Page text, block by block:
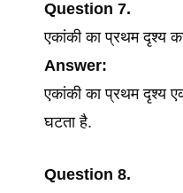
Question 7.
एकांकी का प्रथम दृश्य
Answer:
एकांकी का प्रथम दृश्य
घटता है.
Question 8.